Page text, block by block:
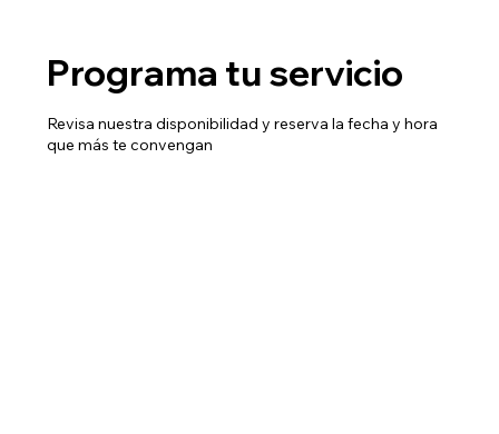
Programa tu servicio
Revisa nuestra disponibilidad y reserva la fecha y hora
que más te convengan